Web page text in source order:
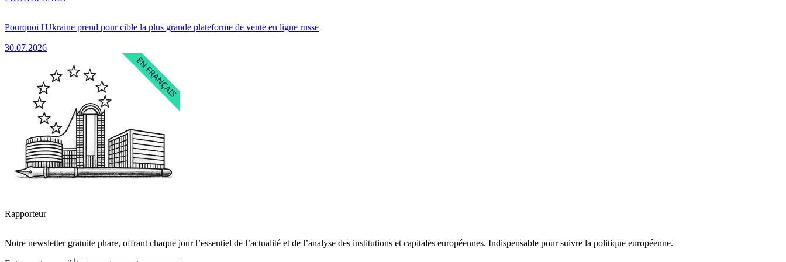
Pourquoi l'Ukraine prend pour cible la plus grande plateforme de vente en ligne russe
30.07.2026
Rapporteur
Notre newsletter gratuite phare, offrant chaque jour l’essentiel de l’actualité et de l’analyse des institutions et capitales européennes. Indispensable pour suivre la politique européenne.